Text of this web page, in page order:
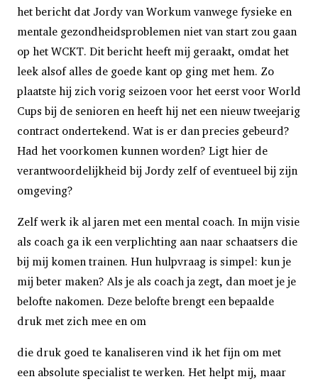
het bericht dat Jordy van Workum vanwege fysieke en
mentale gezondheidsproblemen niet van start zou gaan
op het WCKT. Dit bericht heeft mij geraakt, omdat het
leek alsof alles de goede kant op ging met hem. Zo
plaatste hij zich vorig seizoen voor het eerst voor World
Cups bij de senioren en heeft hij net een nieuw tweejarig
contract ondertekend. Wat is er dan precies gebeurd?
Had het voorkomen kunnen worden? Ligt hier de
verantwoordelijkheid bij Jordy zelf of eventueel bij zijn
omgeving?
Zelf werk ik al jaren met een mental coach. In mijn visie
als coach ga ik een verplichting aan naar schaatsers die
bij mij komen trainen. Hun hulpvraag is simpel: kun je
mij beter maken? Als je als coach ja zegt, dan moet je je
belofte nakomen. Deze belofte brengt een bepaalde
druk met zich mee en om
die druk goed te kanaliseren vind ik het fijn om met
een absolute specialist te werken. Het helpt mij, maar